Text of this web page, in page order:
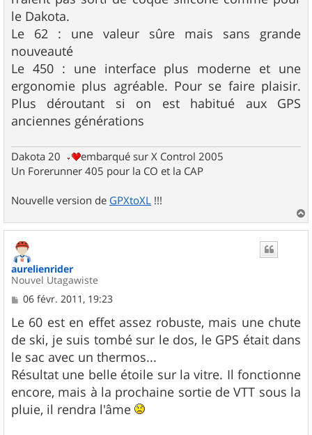
e
le Dakota.
Le 62 : une valeur sûre mais sans grande
nouveauté
Le 450 : une interface plus moderne et une
ergonomie plus agréable. Pour se faire plaisir.
Plus déroutant si on est habitué aux GPS
anciennes générations
Dakota 20
embarqué sur X Control 2005
Un Forerunner 405 pour la CO et la CAP
Nouvelle version de GPXtoXL !!!
a
aurelienrider
Nouvel Utagawiste
M
s
s
a
g
e
06 févr. 2011, 19:23
Le 60 est en effet assez robuste, mais une chute
de ski, je suis tombé sur le dos, le GPS était dans
le sac avec un thermos...
Résultat une belle étoile sur la vitre. Il fonctionne
encore, mais à la prochaine sortie de VTT sous la
pluie, il rendra l'âme